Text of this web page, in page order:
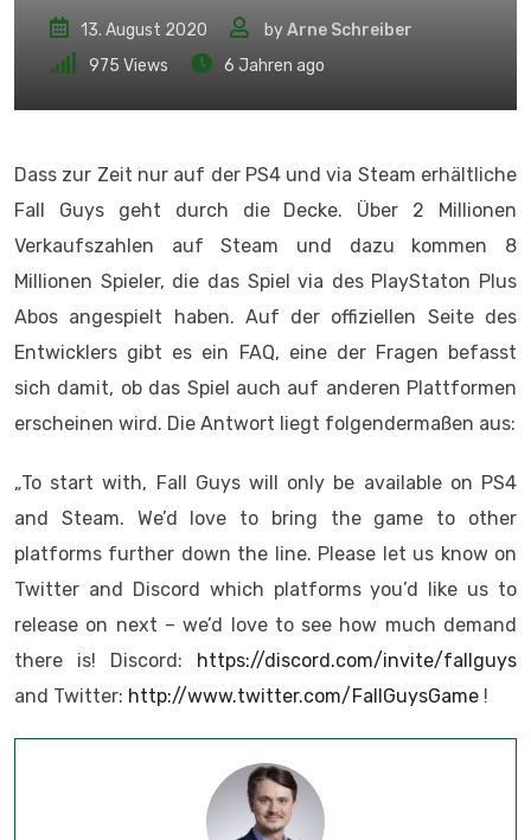
13. August 2020 byArne Schreiber
975 Views 6 Jahren ago
Dass zur Zeit nur auf der PS4 und via Steam erhältliche
Fall Guys geht durch die Decke. Über 2 Millionen
Verkaufszahlen auf Steam und dazu kommen 8
Millionen Spieler, die das Spiel via des PlayStaton Plus
Abos angespielt haben. Auf der offiziellen Seite des
Entwicklers gibt es ein FAQ, eine der Fragen befasst
sich damit, ob das Spiel auch auf anderen Plattformen
erscheinen wird. Die Antwort liegt folgendermaßen aus:
„To start with, Fall Guys will only be available on PS4
and Steam. We’d love to bring the game to other
platforms further down the line. Please let us know on
Twitter and Discord which platforms you’d like us to
release on next – we’d love to see how much demand
there is! Discord: https://discord.com/invite/fallguys
and Twitter: http://www.twitter.com/FallGuysGame !